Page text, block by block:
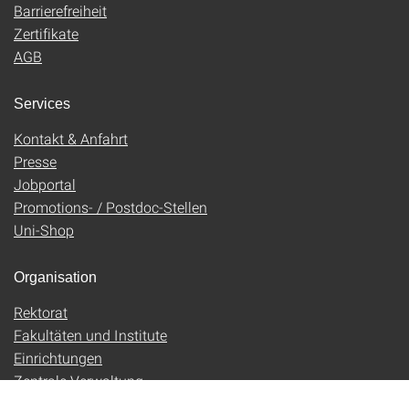
Barrierefreiheit
Zertifikate
AGB
Services
Kontakt & Anfahrt
Presse
Jobportal
Promotions- / Postdoc-Stellen
Uni-Shop
Organisation
Rektorat
Fakultäten und Institute
Einrichtungen
Zentrale Verwaltung